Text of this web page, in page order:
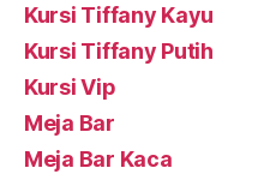
Kursi Tiffany Kayu
Kursi Tiffany Putih
Kursi Vip
Meja Bar
Meja Bar Kaca